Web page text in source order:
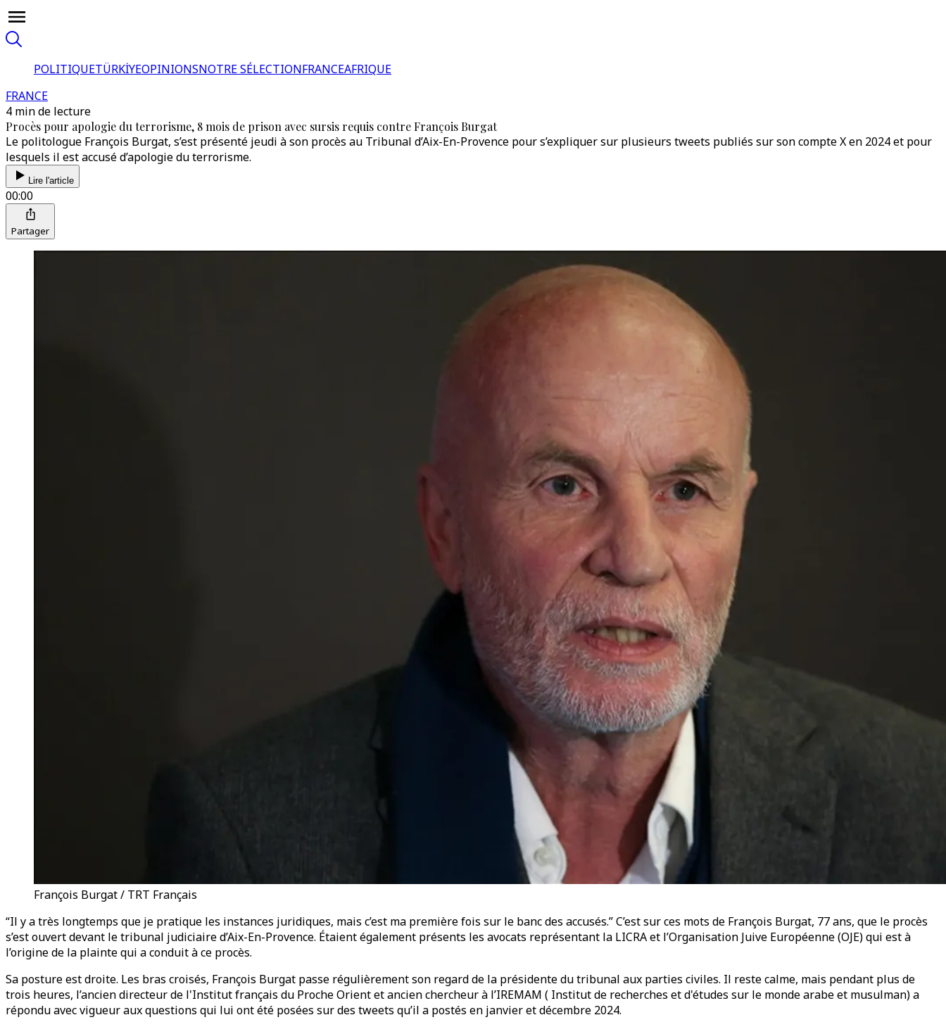
POLITIQUETÜRKİYEOPINIONSNOTRE SÉLECTIONFRANCEAFRIQUE
FRANCE
4 min de lecture
Procès pour apologie du terrorisme, 8 mois de prison avec sursis requis contre François Burgat
Le politologue François Burgat, s’est présenté jeudi à son procès au Tribunal d’Aix-En-Provence pour s’expliquer sur plusieurs tweets publiés sur son compte X en 2024 et pour
lesquels il est accusé d’apologie du terrorisme.
Lire l'article
00:00
Partager
François Burgat / TRT Français
“Il y a très longtemps que je pratique les instances juridiques, mais c’est ma première fois sur le banc des accusés.” C’est sur ces mots de François Burgat, 77 ans, que le procès
s’est ouvert devant le tribunal judiciaire d’Aix-En-Provence. Étaient également présents les avocats représentant la LICRA et l’Organisation Juive Européenne (OJE) qui est à
l’origine de la plainte qui a conduit à ce procès.
Sa posture est droite. Les bras croisés, François Burgat passe régulièrement son regard de la présidente du tribunal aux parties civiles. Il reste calme, mais pendant plus de
trois heures, l’ancien directeur de l'Institut français du Proche Orient et ancien chercheur à l’IREMAM ( Institut de recherches et d'études sur le monde arabe et musulman) a
répondu avec vigueur aux questions qui lui ont été posées sur des tweets qu’il a postés en janvier et décembre 2024.